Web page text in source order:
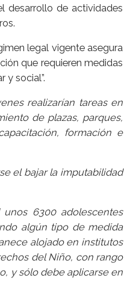
desarrollo de actividades
legal vigente asegura
que requieren medidas
y social”.
realizarían tareas en
de plazas, parques,
formación e
el bajar la imputabilidad
6300 adolescentes
algún tipo de medida
alojado en institutos
del Niño, con rango
y sólo debe aplicarse en